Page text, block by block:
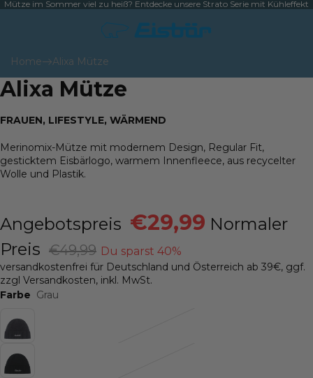
Mütze im Sommer viel zu heiß? Entdecke unsere Strato Serie mit Kühleffekt
Home
Alixa Mütze
Bild
im
Vollbildmodus
Alixa Mütze
FRAUEN, LIFESTYLE, WÄRMEND
Merinomix-Mütze mit modernem Design, Regular Fit,
gesticktem Eisbärlogo, warmem Innenfleece, aus recycelter
Wolle und Plastik.
Angebotspreis €29,99 Normaler
Preis €49,99 Du sparst 40%
versandkostenfrei für Deutschland und Österreich ab 39€, ggf.
zzgl Versandkosten, inkl. MwSt.
Farbe Grau